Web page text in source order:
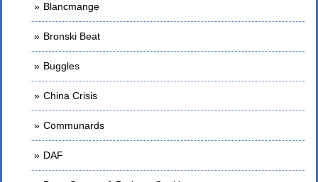
Blancmange
Bronski Beat
Buggles
China Crisis
Communards
DAF